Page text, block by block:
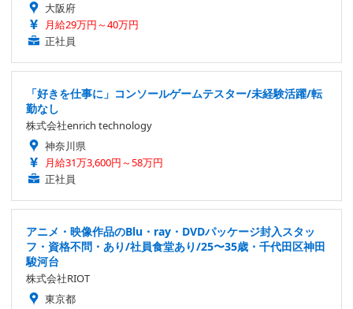
大阪府
月給29万円～40万円
正社員
「好きを仕事に」コンソールゲームテスター/未経験活躍/転
勤なし
株式会社enrich technology
神奈川県
月給31万3,600円～58万円
正社員
アニメ・映像作品のBlu・ray・DVDパッケージ封入スタッ
フ・資格不問・あり/社員食堂あり/25〜35歳・千代田区神田
駿河台
株式会社RIOT
東京都